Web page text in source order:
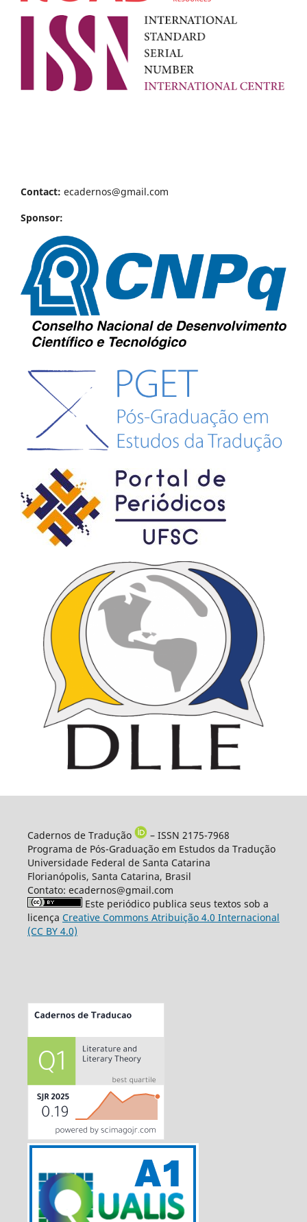
Contact: ecadernos@gmail.com
Sponsor:
Cadernos de Tradução
– ISSN 2175-7968
Programa de Pós-Graduação em Estudos da Tradução
Universidade Federal de Santa Catarina
Florianópolis, Santa Catarina, Brasil
Contato: ecadernos@gmail.com
Este periódico publica seus textos sob a
licença Creative Commons Atribuição 4.0 Internacional
(CC BY 4.0)